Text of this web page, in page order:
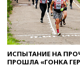
ИСПЫТАНИЕ НА
ПРОШЛА «ГОНКА